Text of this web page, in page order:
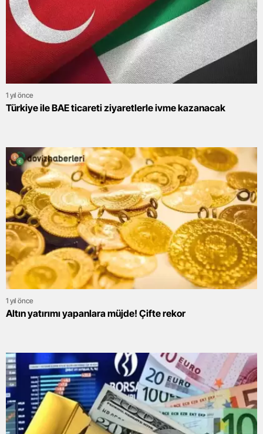
1 yıl önce
Türkiye ile BAE ticareti ziyaretlerle ivme kazanacak
1 yıl önce
Altın yatırımı yapanlara müjde! Çifte rekor